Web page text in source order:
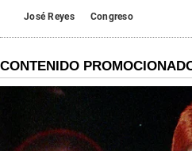
José Reyes Congreso